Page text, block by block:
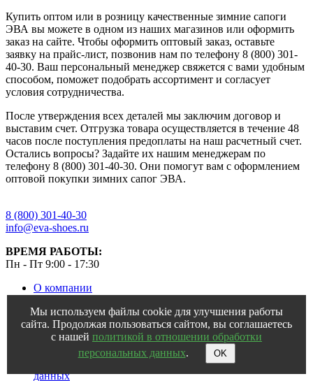
Купить оптом или в розницу качественные зимние сапоги
ЭВА вы можете в одном из наших магазинов или оформить
заказ на сайте. Чтобы оформить оптовый заказ, оставьте
заявку на прайс-лист, позвонив нам по телефону 8 (800) 301-
40-30. Ваш персональный менеджер свяжется с вами удобным
способом, поможет подобрать ассортимент и согласует
условия сотрудничества.
После утверждения всех деталей мы заключим договор и
выставим счет. Отгрузка товара осуществляется в течение 48
часов после поступления предоплаты на наш расчетный счет.
Остались вопросы? Задайте их нашим менеджерам по
телефону 8 (800) 301-40-30. Они помогут вам с оформлением
оптовой покупки зимних сапог ЭВА.
8 (800) 301-40-30
info@eva-shoes.ru
ВРЕМЯ РАБОТЫ:
Пн - Пт 9:00 - 17:30
О компании
Гарантии
Оплата и доставка
Вопрос и ответ
Где купить
Политика в отношении обработки персональных
данных
Мы используем файлы cookie для улучшения работы
сайта. Продолжая пользоваться сайтом, вы соглашаетесь
с нашей политикой в отношении обработки
персональных данных. OK